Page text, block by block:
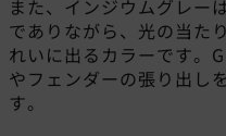
また、インジウムグレー
でありながら、光の当た
れいに出るカラーです。
やフェンダーの張り出し
す。